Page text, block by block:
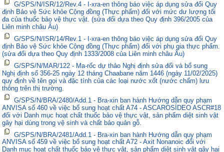
G/SPS/N/ISR/12/Rev.4 - I-xra-en thông báo việc áp dụng sửa đổi Quy
định Bảo vệ Sức khỏe Cộng đồng (Thực phẩm) đối với mức dư lượng tối
đa của thuốc bảo vệ thực vật. (sửa đổi dựa theo Quy định 396/2005 của
Liên minh châu Âu)
G/SPS/N/ISR/14/Rev.1 - I-xra-en thông báo việc áp dụng sửa đổi Quy
định Bảo vệ Sức khỏe Cộng đồng (Thực phẩm) đối với phụ gia thực phẩm.
(sửa đổi dựa theo Quy định 1333/2008 của Liên minh châu Âu)
G/SPS/N/MAR/122 - Ma-rốc dự thảo Nghị định sửa đổi và bổ sung
Nghị định số 356-25 ngày 12 tháng Chaabane năm 1446 (ngày 11/02/2025)
quy định về tên gọi và đặc tính của các loại nước xốt (nước chấm) lưu
thông trên thị trường.
G/SPS/N/BRA/2480/Add.1 - Bra-xin ban hành Hướng dẫn quy phạm
ANVISA số 460 về việc bổ sung hoạt chất A74 - ASCAROSÍDEO ASCR#18
đối với Danh mục hoạt chất thuốc bảo vệ thực vật, sản phẩm diệt sinh vật
gây hại dùng trong vệ sinh và chất bảo quản gỗ.
G/SPS/N/BRA/2481/Add.1 - Bra-xin ban hành Hướng dẫn quy phạm
ANVISA số 459 về việc bổ sung hoạt chất A72 - Axit Nonanoic đối với
Danh mục hoạt chất thuốc bảo vệ thực vật, sản phẩm diệt sinh vật gây hại